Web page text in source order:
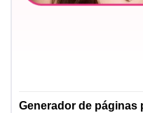
Generador de páginas